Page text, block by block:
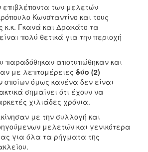
των μελετών
Κωνσταντίνο και τους
κ.κ. Γκανά και Δρακάτο τα
πολύ θετικά για την περιοχή
παραδόθηκαν αποτυπώθηκαν και
με λεπτομέρειες δύο (2)
οποίων όμως κανένα δεν είναι
σημαίνει ότι έχουν να
χιλιάδες χρόνια.
με την συλλογή και
μελετών και γενικότερα
για όλα τα ρήγματα της